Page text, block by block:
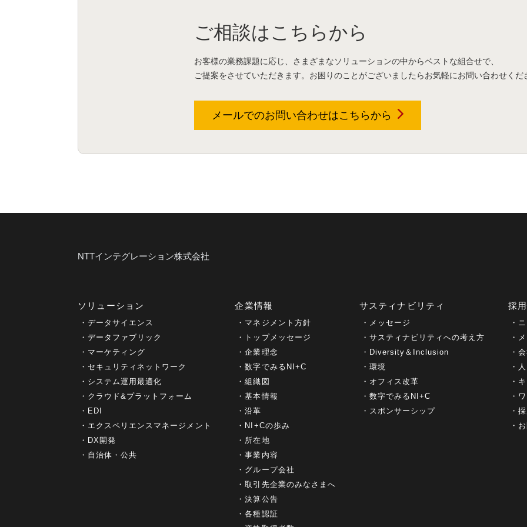
ご相談はこちらから
お客様の業務課題に応じ、さまざまなソリューションの中からベストな組合せで、
ご提案をさせていただきます。お困りのことがございましたらお気軽にお問い合わせくだ
メールでのお問い合わせはこちらから
NTTインテグレーション株式会社
ソリューション
データサイエンス
データファブリック
マーケティング
セキュリティネットワーク
システム運用最適化
クラウド&プラットフォーム
EDI
エクスペリエンスマネージメント
DX開発
自治体・公共
企業情報
マネジメント方針
トップメッセージ
企業理念
数字でみるNI+C
組織図
基本情報
沿革
NI+Cの歩み
所在地
事業内容
グループ会社
取引先企業のみなさまへ
決算公告
各種認証
サスティナビリティ
メッセージ
サスティナビリティへの考え方
Diversity＆Inclusion
環境
オフィス改革
数字でみるNI+C
スポンサーシップ
採